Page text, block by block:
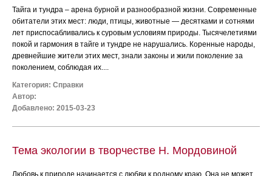
Тайга и тундра – арена бурной и разнообразной жизни. Современные
обитатели этих мест: люди, птицы, животные — десятками и сотнями
лет приспосабливались к суровым условиям природы. Тысячелетиями
покой и гармония в тайге и тундре не нарушались. Коренные народы,
древнейшие жители этих мест, знали законы и жили поколение за
поколением, соблюдая их....
Категория: Справки
Автор:
Добавлено: 2015-03-23
Тема экологии в творчестве Н. Мордовиной
Любовь к природе начинается с любви к родному краю. Она не может